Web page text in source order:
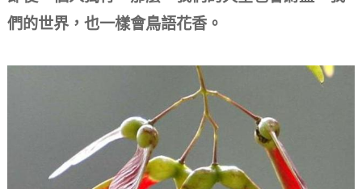
們的世界，也一樣會鳥語花香。